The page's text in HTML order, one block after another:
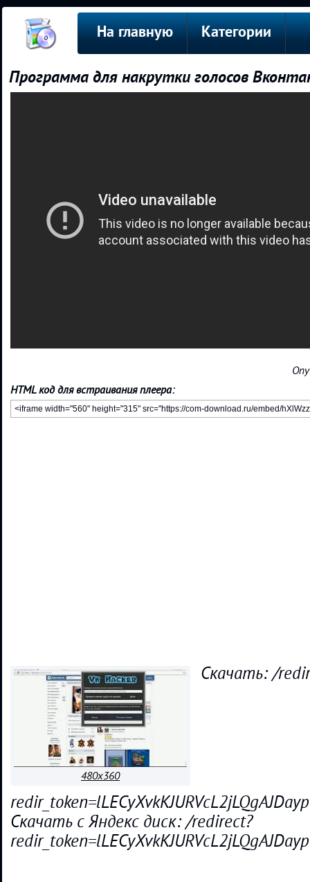
На главную Категории
Программа для накрутки голосов
HTML код для встраивания плеера:
480x360
Скачать: /
Скачать с Яндекс диск: /redirect?